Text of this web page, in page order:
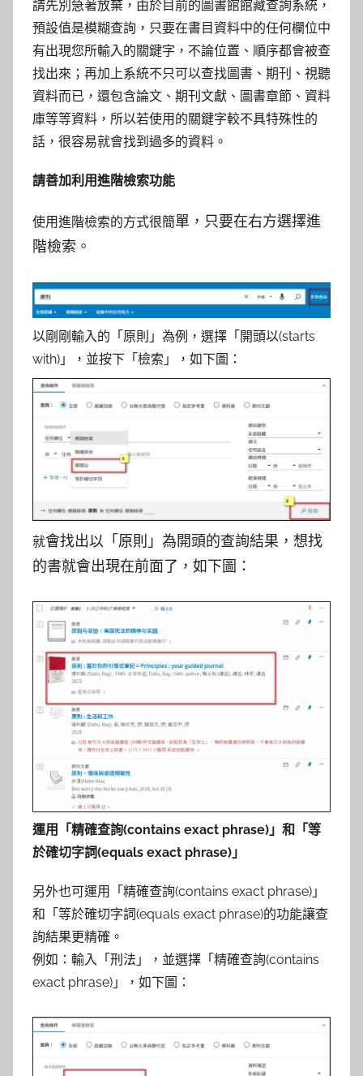
請先別急著放棄，由於目前的圖書館館藏查詢系統，
預設值是模糊查詢，只要在書目資料中的任何欄位中
有出現您所輸入的關鍵字，不論位置、順序都會被查
找出來；再加上系統不只可以查找圖書、期刊、視聽
資料而已，還包含論文、期刊文獻、圖書章節、資料
庫等等資料，所以若使用的關鍵字較不具特殊性的
話，很容易就會找到過多的資料。
請善加利用進階檢索功能
使用進階檢索的方式很簡單，只要在右方選擇進
階檢索。
以剛剛輸入的「原則」為例，選擇「開頭以(starts
with)」，並按下「檢索」，如下圖：
就會找出以「原則」為開頭的查詢結果，想找
的書就會出現在前面了，如下圖：
運用「精確查詢(contains exact phrase)」和「等
於確切字詞(equals exact phrase)」
另外也可運用「精確查詢(contains exact phrase)」
和「等於確切字詞(equals exact phrase)的功能讓查
詢結果更精確。
例如：輸入「刑法」，並選擇「精確查詢(contains
exact phrase)」，如下圖：